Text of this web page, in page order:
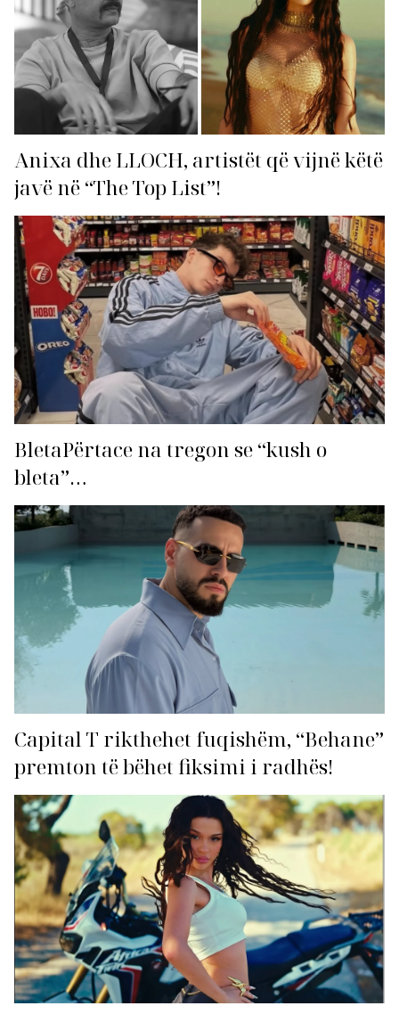
Anixa dhe LLOCH, artistët që vijnë këtë
javë në “The Top List”!
BletaPërtace na tregon se “kush o
bleta”…
Capital T rikthehet fuqishëm, “Behane”
premton të bëhet fiksimi i radhës!